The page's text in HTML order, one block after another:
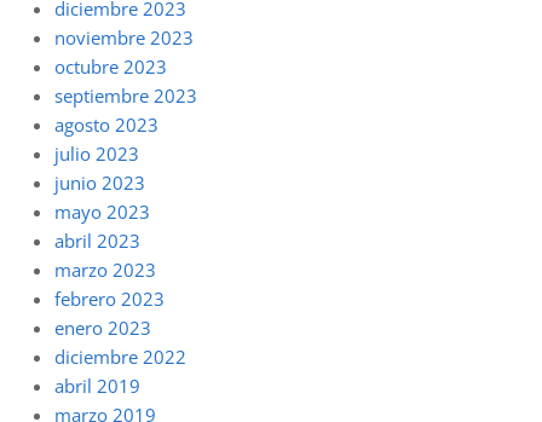
diciembre 2023
noviembre 2023
octubre 2023
septiembre 2023
agosto 2023
julio 2023
junio 2023
mayo 2023
abril 2023
marzo 2023
febrero 2023
enero 2023
diciembre 2022
abril 2019
marzo 2019